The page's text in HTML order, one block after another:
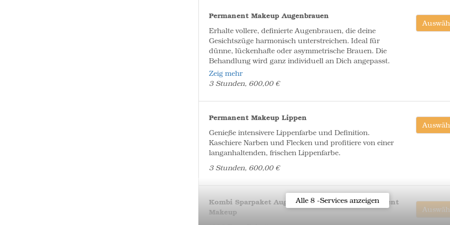
Alle 8 -Services anzeigen
Permanent Makeup Augenbrauen
Erhalte vollere, definierte Augenbrauen, die deine
Gesichtszüge harmonisch unterstreichen. Ideal für
dünne, lückenhafte oder asymmetrische Brauen. Die
Behandlung wird ganz individuell an Dich angepasst.
Zeig mehr
3 Stunden, 600,00 €
Permanent Makeup Lippen
Genieße intensivere Lippenfarbe und Definition.
Kaschiere Narben und Flecken und profitiere von einer
langanhaltenden, frischen Lippenfarbe.
3 Stunden, 600,00 €
Kombi Sparpaket Augenbrauen & Lippen Permanent
Makeup